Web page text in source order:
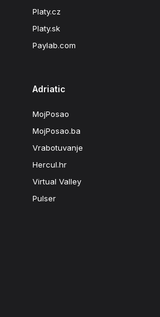
Platy.cz
Platy.sk
Paylab.com
Adriatic
MojPosao
MojPosao.ba
Vrabotuvanje
Hercul.hr
Virtual Valley
Pulser